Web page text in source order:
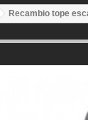
Recambio tope